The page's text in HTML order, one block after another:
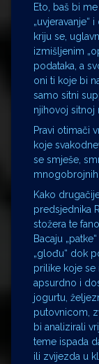
Eto, baš bi
„uvjeravanje“
kriju se,
izmišljenim
podataka, a
oni ti koje bi
samo sitni
njihovoj sitnoj
Pravi otimači
koje
se smješe,
mnogobrojnih
Kako
predsjednika
stožera te
Bacaju
„glođu“ dok
prilike koje se
apsurdno i
jogurtu,
putovnicom,
bi analizirali
teme ispada
ili zvijezda u